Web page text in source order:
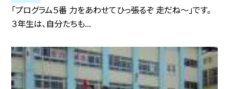
「プログラム５番 力をあわせてひっ張るぞ 走だね〜」です。
３年生は、自分たちも...